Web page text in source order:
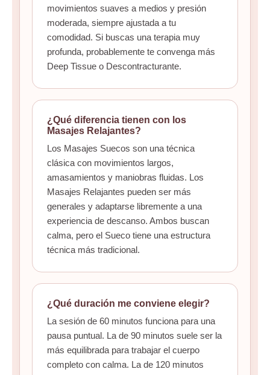
movimientos suaves a medios y presión
moderada, siempre ajustada a tu
comodidad. Si buscas una terapia muy
profunda, probablemente te convenga más
Deep Tissue o Descontracturante.
¿Qué diferencia tienen con los
Masajes Relajantes?
Los Masajes Suecos son una técnica
clásica con movimientos largos,
amasamientos y maniobras fluidas. Los
Masajes Relajantes pueden ser más
generales y adaptarse libremente a una
experiencia de descanso. Ambos buscan
calma, pero el Sueco tiene una estructura
técnica más tradicional.
¿Qué duración me conviene elegir?
La sesión de 60 minutos funciona para una
pausa puntual. La de 90 minutos suele ser la
más equilibrada para trabajar el cuerpo
completo con calma. La de 120 minutos